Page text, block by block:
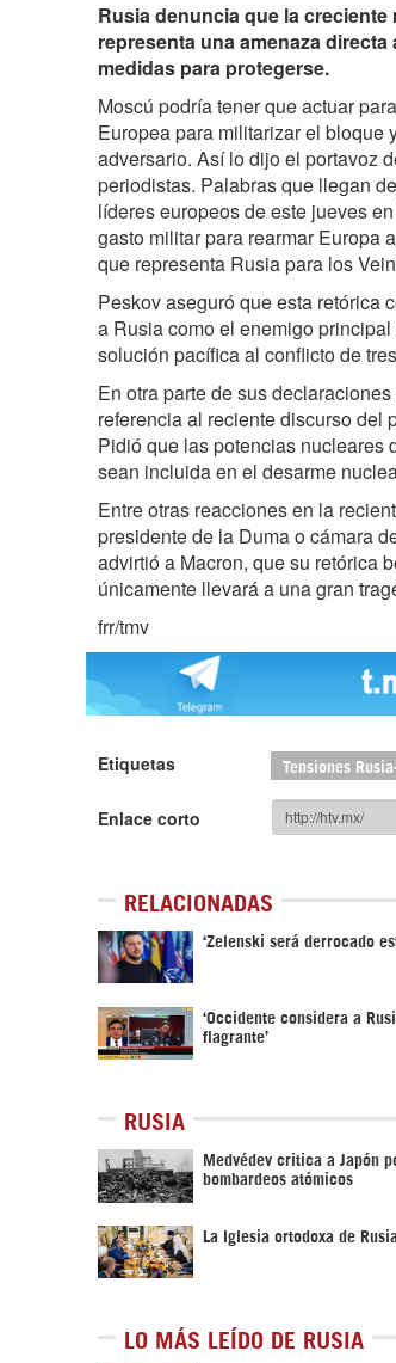
Rusia denuncia que la
representa una amenaza
medidas para protegerse.
Moscú podría tener que actuar
Europea para militarizar el bloque
adversario. Así lo dijo el portavoz
periodistas. Palabras que llegan
líderes europeos de este jueves
gasto militar para rearmar Europa
que representa Rusia para los
Peskov aseguró que esta retórica
a Rusia como el enemigo
solución pacífica al conflicto de
En otra parte de sus
referencia al reciente discurso del
Pidió que las potencias nucleares
sean incluida en el desarme
Entre otras reacciones en la
presidente de la Duma o cámara
advirtió a Macron, que su retórica
únicamente llevará a una gran
frr/tmv
Etiquetas Tensiones
Enlace corto
RELACIONADAS
‘Zelenski será derrocado
‘Occidente considera a
flagrante’
RUSIA
Medvédev critica a Japón
bombardeos atómicos
La Iglesia ortodoxa de
LO MÁS LEÍDO DE RUSIA